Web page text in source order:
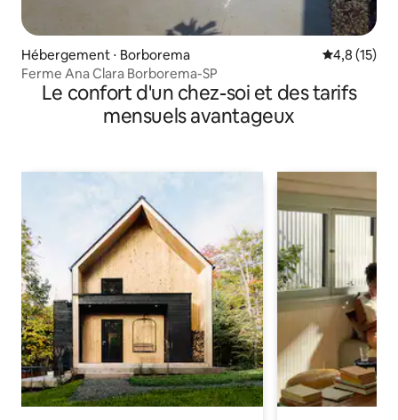
Hébergement ⋅ Borborema Évaluation
4,8 (15)
Ferme Ana Clara Borborema-SP
Le confort d'un chez-soi et des tarifs
mensuels avantageux